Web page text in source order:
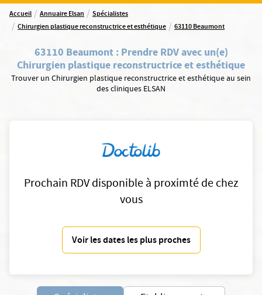
Accueil / Annuaire Elsan / Spécialistes
/ Chirurgien plastique reconstructrice et esthétique / 63110 Beaumont
63110 Beaumont: Prendre RDV avec un(e)
Chirurgien plastique reconstructrice et esthétique
Trouver un Chirurgien plastique reconstructrice et esthétique au sein
des cliniques ELSAN
Prochain RDV disponible à proximté de chez
vous
Voir les dates les plus proches